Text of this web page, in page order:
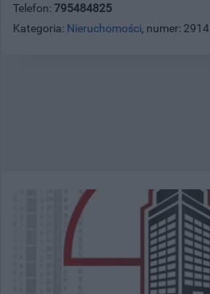
Telefon: 795484825
Kategoria: Nieruchomości, numer: 2914